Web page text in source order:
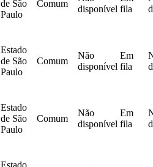
de São
Paulo
Comum
disponível fila
Estado
de São
Paulo
Comum
Não
disponível
Em
fila
Estado
de São
Paulo
Comum
Não
disponível
Em
fila
Estado